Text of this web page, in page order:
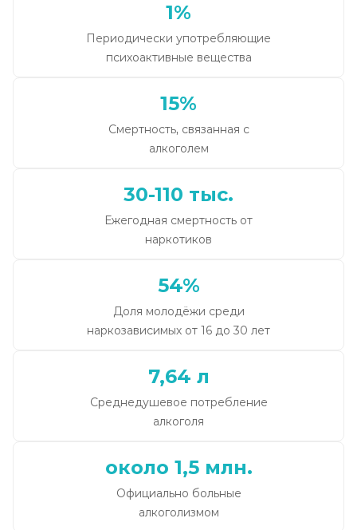
1%
Периодически употребляющие
психоактивные вещества
15%
Смертность, связанная с
алкоголем
30-110 тыс.
Ежегодная смертность от
наркотиков
54%
Доля молодёжи среди
наркозависимых от 16 до 30 лет
7,64 л
Среднедушевое потребление
алкоголя
около 1,5 млн.
Официально больные
алкоголизмом